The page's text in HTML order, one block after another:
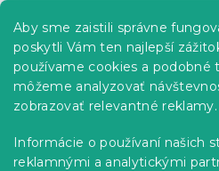
Aby sme zaistili správne
poskytli Vám ten najlepší
používame cookies a podobné
môžeme analyzovať
zobrazovať relevantné reklamy.
Informácie o používaní našich
reklamnými a analytickými